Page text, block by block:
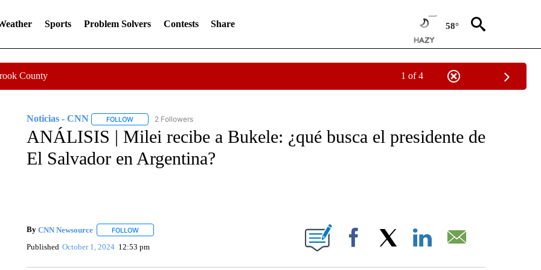
Sports Problem Solvers Contests Share 58°
County 1 of 4
Noticias - CNN FOLLOWFOLLOW "NOTICIAS - CNN" TO RECEIVE NOTIFICATIONS ABOUT NEW PAGES ON "NOTICIAS - CNN".
2 Followers
ANÁLISIS | Milei recibe a Bukele: ¿qué busca el presidente de
El Salvador en Argentina?
By CNN Newsource FOLLOWFOLLOW "" TO RECEIVE NOTIFICATIONS ABOUT NEW PAGES ON "".
Published October 1, 2024 12:53 pm Facebook